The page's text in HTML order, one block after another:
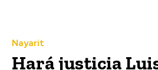
Nayarit
Hará justicia